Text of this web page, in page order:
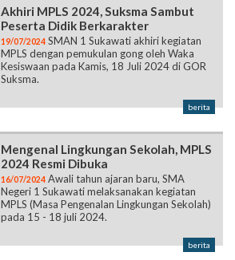
Akhiri MPLS 2024, Suksma Sambut
Peserta Didik Berkarakter
19/07/2024 SMAN 1 Sukawati akhiri kegiatan
MPLS dengan pemukulan gong oleh Waka
Kesiswaan pada Kamis, 18 Juli 2024 di GOR
Suksma.
berita
Mengenal Lingkungan Sekolah, MPLS
2024 Resmi Dibuka
16/07/2024 Awali tahun ajaran baru, SMA
Negeri 1 Sukawati melaksanakan kegiatan
MPLS (Masa Pengenalan Lingkungan Sekolah)
pada 15 - 18 juli 2024.
berita